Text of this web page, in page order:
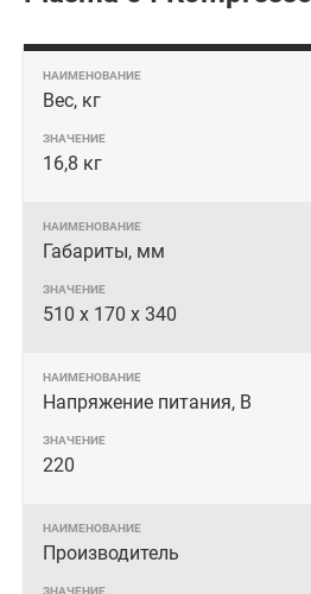
Вес, кг
16,8 кг
Габариты, мм
510 x 170 x 340
Напряжение питания, В
220
Производитель